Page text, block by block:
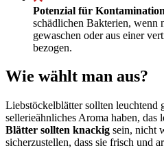
Potenzial für Kontamination
schädlichen Bakterien, wenn
gewaschen oder aus einer
bezogen.
Wie wählt man aus?
Liebstöckelblätter sollten leuchtend
sellerieähnliches Aroma haben, das
Blätter sollten knackig sein, nicht
sicherzustellen, dass sie frisch und